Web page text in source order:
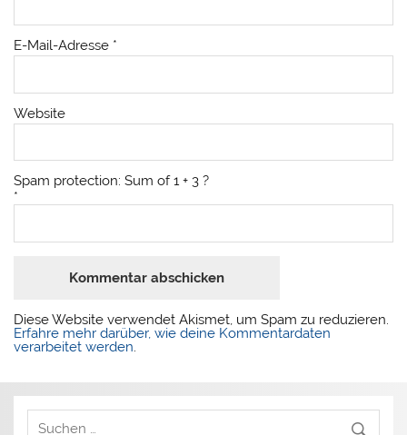
E-Mail-Adresse *
Website
Spam protection: Sum of 1 + 3 ?
*
Diese Website verwendet Akismet, um Spam zu reduzieren.
Erfahre mehr darüber, wie deine Kommentardaten
verarbeitet werden.